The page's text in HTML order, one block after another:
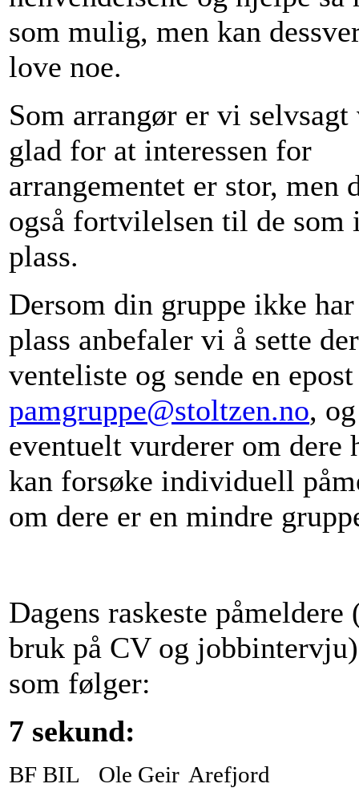
som mulig, men kan
love noe.
Som arrangør er vi
glad for at interessen for
arrangementet er stor, men
også fortvilelsen til de som
plass.
Dersom din gruppe ikke
plass anbefaler vi å sette
venteliste og sende en
pamgruppe@stoltzen.no, og
eventuelt vurderer om dere
kan forsøke individuell
om dere er en mindre
Dagens raskeste påmeldere
bruk på CV og
som følger:
7 sekund:
BF BIL Ole Geir Arefjord